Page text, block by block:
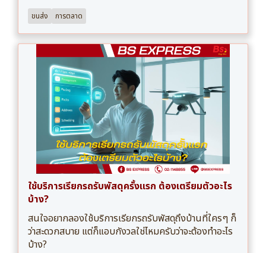
ขนส่ง การตลาด
ใช้บริการเรียกรถรับพัสดุครั้งแรก ต้องเตรียมตัวอะไร
บ้าง?
สนใจอยากลองใช้บริการเรียกรถรับพัสดุถึงบ้านที่ใครๆ ก็
ว่าสะดวกสบาย แต่ก็แอบกังวลใช่ไหมครับว่าจะต้องทำอะไร
บ้าง?